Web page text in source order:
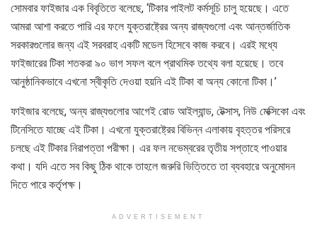
সোমবার ফাইজার এক বিবৃতিতে বলেছে, ‘টিকার পাইলট কর্মসূচি চালু হয়েছে। এতে
আমরা আশা করতে পারি এর ফলে যুক্তরাষ্ট্রের অন্য রাজ্যগুলো এবং আন্তর্জাতিক
সরকারগুলোর জন্য এই সরবরাহ একটি মডেল হিসেবে কাজ করবে। এরই মধ্যে
ফাইজারের টিকা শতকরা ৯০ ভাগ সফল বলে প্রাথমিক তথ্যে বলা হয়েছে। তবে
আনুষ্ঠানিকভাবে এখনো স্বীকৃতি দেওয়া হয়নি এই টিকা বা অন্য কোনো টিকা।’
ফাইজার বলেছে, অন্য রাজ্যগুলোর আগেই রোড আইল্যান্ড, টেক্সাস, নিউ মেক্সিকো এবং
টিনেসিতে যাচ্ছে এই টিকা। এখনো যুক্তরাষ্ট্রের বিভিন্ন এলাকায় বৃহত্তর পরিসরে
চলছে এই টিকার নিরাপত্তা পরীক্ষা। এর ফল নভেম্বরের তৃতীয় সপ্তাহে পাওয়ার
কথা। যদি এতে সব কিছু ঠিক থাকে তাহলে জরুরি ভিত্তিতে তা ব্যবহারে অনুমোদন
দিতে পারে কর্তৃপক্ষ।
ADVERTISEMENT